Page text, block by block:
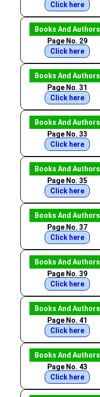
Click here
Books And Authors
Page No. 29
Click here
Books And Authors
Page No. 31
Click here
Books And Authors
Page No. 33
Click here
Books And Authors
Page No. 35
Click here
Books And Authors
Page No. 37
Click here
Books And Authors
Page No. 39
Click here
Books And Authors
Page No. 41
Click here
Books And Authors
Page No. 43
Click here